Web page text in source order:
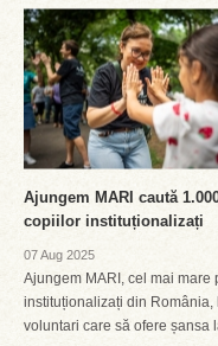
Ajungem MARI caută
copiilor instituționalizați
07 Aug 2025
Ajungem MARI, cel mai
instituționalizați din
voluntari care să ofere șansa